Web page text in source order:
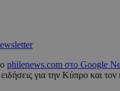
philenews.com στο Google
ειδήσεις για την Κύπρο και